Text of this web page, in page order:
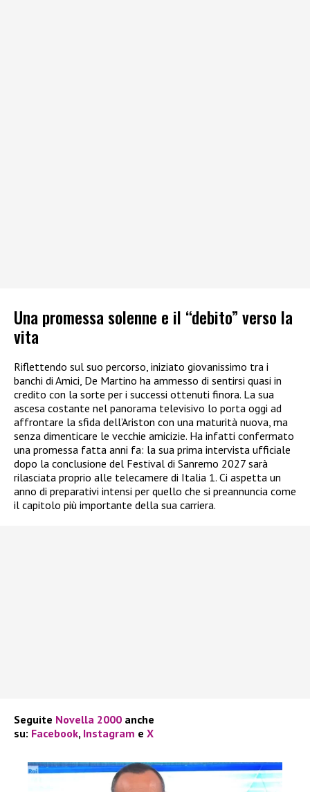
Una promessa solenne e il “debito” verso la
vita
Riflettendo sul suo percorso, iniziato giovanissimo tra i
banchi di Amici, De Martino ha ammesso di sentirsi quasi in
credito con la sorte per i successi ottenuti finora. La sua
ascesa costante nel panorama televisivo lo porta oggi ad
affrontare la sfida dell’Ariston con una maturità nuova, ma
senza dimenticare le vecchie amicizie. Ha infatti confermato
una promessa fatta anni fa: la sua prima intervista ufficiale
dopo la conclusione del Festival di Sanremo 2027 sarà
rilasciata proprio alle telecamere di Italia 1. Ci aspetta un
anno di preparativi intensi per quello che si preannuncia come
il capitolo più importante della sua carriera.
Seguite Novella 2000 anche
su: Facebook, Instagram e X